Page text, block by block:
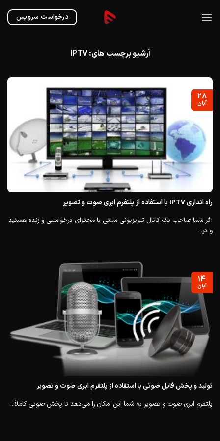
درخواست سرویس
آرشیو برچسب های:IPTV
راه اندازی IPTV با استفاده از پلتفرم ابری صوت و تصویر
اگر شما صاحب یک کانال تلویزیونی سنتی با محتوای درخواستی و زنده هستید
و در...
۲۸
آبان
تولید و پخش فایل صوتی با استفاده از پلتفرم ابری صوت و تصویر
پلتفرم ابری صوت و تصویر به شما این امکان را می‌دهد تا پخش صوتی کاملاً...
۱۴
آبان